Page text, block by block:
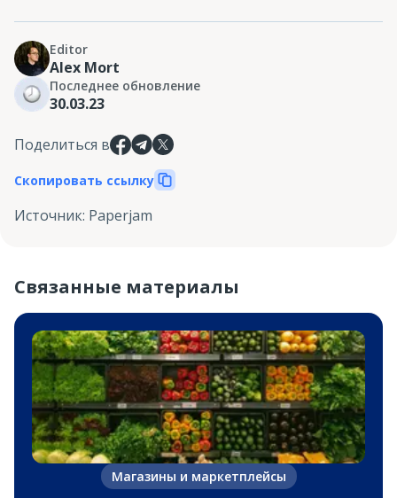
Editor
Alex Mort
Последнее обновление
30.03.23
Поделиться в
Скопировать ссылку
Источник: Paperjam
Связанные материалы
Магазины и маркетплейсы